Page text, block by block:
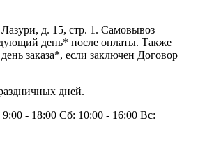
д. 15, стр. 1. Самовывоз
день* после оплаты. Также
заказа*, если заключен Договор
дней.
- 18:00 Сб: 10:00 - 16:00 Вс: